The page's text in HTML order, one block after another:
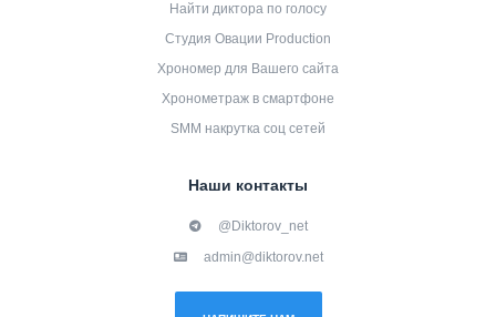
Найти диктора по голосу
Студия Овации Production
Хрономер для Вашего сайта
Хронометраж в смартфоне
SMM накрутка соц сетей
Наши контакты
@Diktorov_net
admin@diktorov.net